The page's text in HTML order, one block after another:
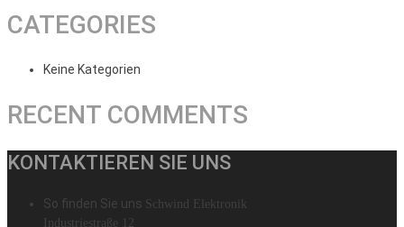
CATEGORIES
Keine Kategorien
RECENT COMMENTS
KONTAKTIEREN SIE UNS
So finden Sie uns Schwind Elektronik
Industriestraße 12